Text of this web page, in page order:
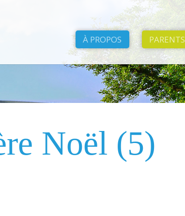
À PROPOS PARENTS
Noël (5)